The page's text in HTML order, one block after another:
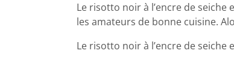
Le risotto noir à l’encre de
les amateurs de bonne cuisine.
Le risotto noir à l’encre de